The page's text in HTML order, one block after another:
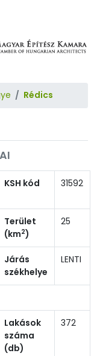
Rédics
KSH kód 31592
Terület
(km2)
25
Járás
székhelye
LENTI
Lakások
száma
(db)
372